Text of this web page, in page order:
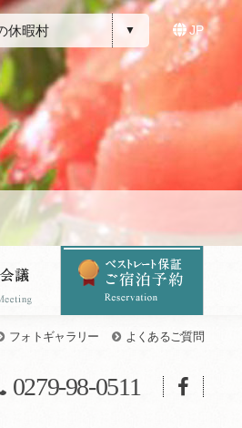
休暇村 JP
フォトギャラリー よくあるご質問
0279-98-0511